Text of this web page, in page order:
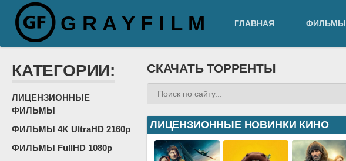
G R A Y F I L M ГЛАВНАЯ ФИЛЬМЫ
КАТЕГОРИИ:
ЛИЦЕНЗИОННЫЕ
ФИЛЬМЫ
ФИЛЬМЫ 4K UltraHD 2160p
ФИЛЬМЫ FullHD 1080p
СКАЧАТЬ ТОРРЕНТЫ
ЛИЦЕНЗИОННЫЕ НОВИНКИ КИНО